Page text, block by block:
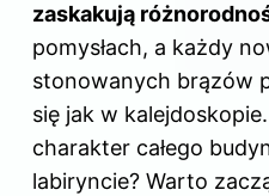
zaskakują
pomysłach, a każdy
stonowanych brązów
się jak w
charakter całego
labiryncie? Warto